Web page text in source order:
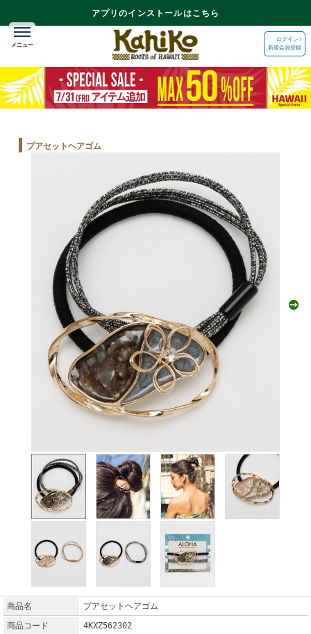
アプリのインストールはこちら
ログイン /
新規会員登録
プアセットヘアゴム
商品名
プアセットヘアゴム
商品コード
4KXZ562302